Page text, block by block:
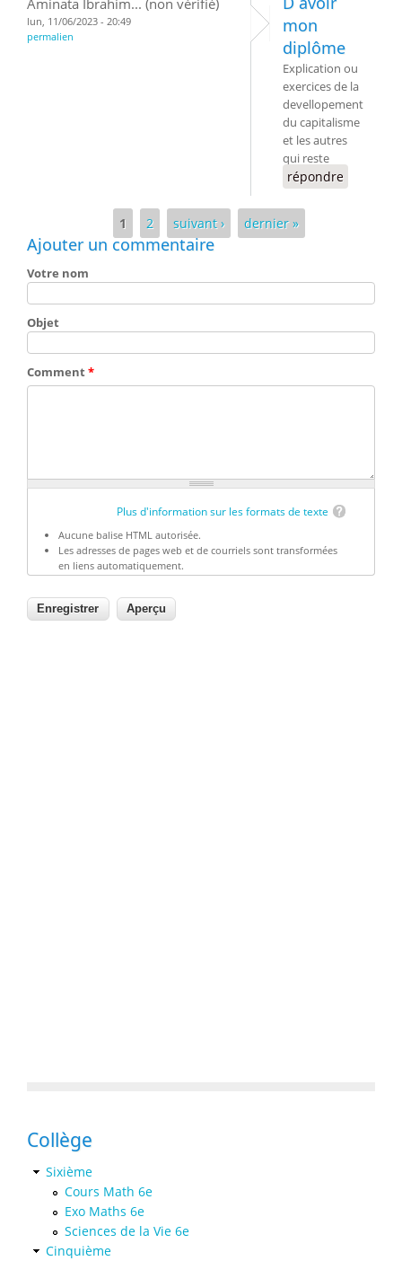
lun, 11/06/2023 - 20:49
permalien
mon
diplôme
Explication ou
exercices de la
devellopement
du capitalisme
et les autres
qui reste
répondre
1 2 suivant › dernier »
Ajouter un commentaire
Votre nom
Objet
Comment*
Plus d'information sur les formats de texte
Aucune balise HTML autorisée.
Les adresses de pages web et de courriels sont transformées
en liens automatiquement.
Collège
Sixième
Cours Math 6e
Exo Maths 6e
Sciences de la Vie 6e
Cinquième